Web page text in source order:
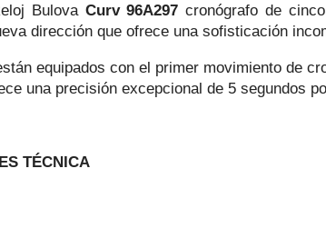
Bulova Curv 96A297 cronógrafo de
dirección que ofrece una sofisticación
equipados con el primer movimiento de
una precisión excepcional de 5 segundos
TÉCNICA